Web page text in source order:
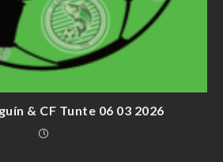
& CF Tunte 06 03 2026